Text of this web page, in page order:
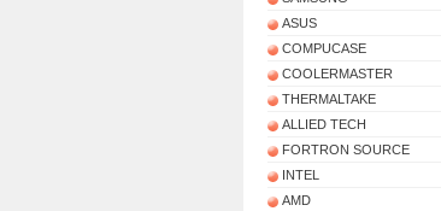
ASUS
COMPUCASE
COOLERMASTER
THERMALTAKE
ALLIED TECH
FORTRON SOURCE
INTEL
AMD